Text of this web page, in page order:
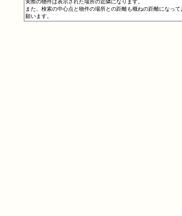
実際の物件は表示された場所の近隣になります。
また、検索の中心点と物件の場所との距離も概ねの距離になっ
願います。